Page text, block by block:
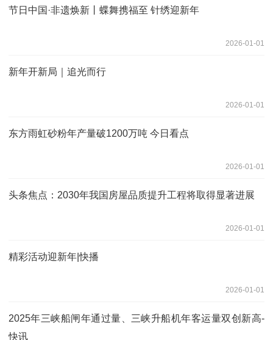
节日中国·非遗焕新丨蝶舞携福至 针绣迎新年
2026-01-01
新年开新局｜追光而行
2026-01-01
东方雨虹砂粉年产量破1200万吨 今日看点
2026-01-01
头条焦点：2030年我国房屋品质提升工程将取得显著进展
2026-01-01
精彩活动迎新年|快播
2026-01-01
2025年三峡船闸年通过量、三峡升船机年客运量双创新高-
快讯